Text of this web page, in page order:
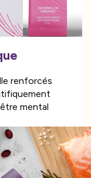
renforcés
mental